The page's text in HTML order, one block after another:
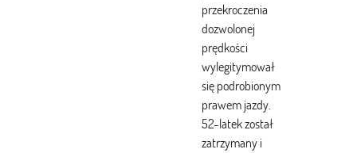
przekroczenia
dozwolonej
prędkości
wylegitymował
się podrobionym
prawem jazdy.
52-latek został
zatrzymany i